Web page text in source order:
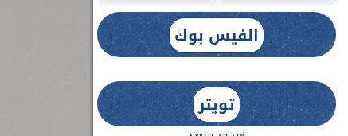
الفيس بوك
تويتر